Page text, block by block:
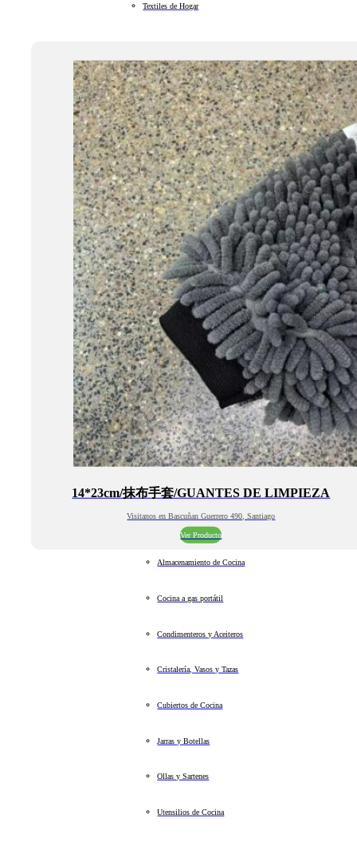
Textiles de Hogar
14*23cm/抹布手套/GUANTES DE LIMPIEZA
Visitanos en Bascuñan Guerrero 490, Santiago
Ver Producto
Almacenamiento de Cocina
Cocina a gas portátil
Condimenteros y Aceiteros
Cristalería, Vasos y Tazas
Cubiertos de Cocina
Jarras y Botellas
Ollas y Sartenes
Utensilios de Cocina